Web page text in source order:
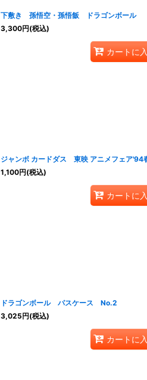
絞り込む
下敷き 孫悟空・孫悟飯 ドラゴンボール
3,300円(税込)
カートに
ジャンボ カードダス 東映 アニメフェア
1,100円(税込)
カートに
ドラゴンボール パスケース No.2
3,025円(税込)
カートに